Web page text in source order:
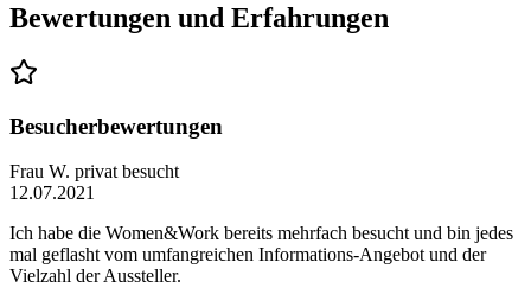
Bewertungen und Erfahrungen
Besucherbewertungen
Frau W. privat besucht
12.07.2021
Ich habe die Women&Work bereits mehrfach besucht und bin jedes
mal geflasht vom umfangreichen Informations-Angebot und der
Vielzahl der Aussteller.